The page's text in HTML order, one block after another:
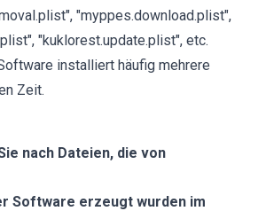
"myppes.download.plist",
"kuklorest.update.plist", etc.
installiert häufig mehrere
Zeit.
nach Dateien, die von
Software erzeugt wurden im